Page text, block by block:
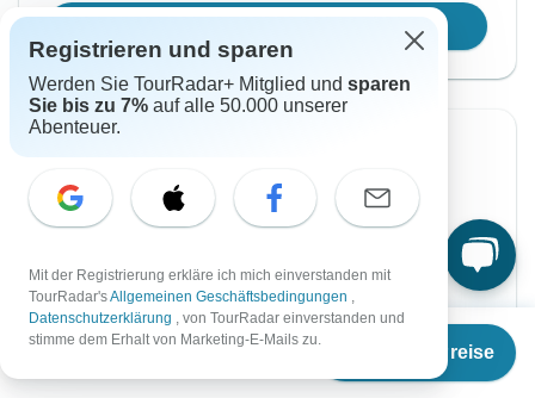
Ab€1.249
Termine & Preise
Von Sonntag
31 Jan, 2027
Bis Mittwoch
10 Feb, 2027
Englisch
Garantierte Durchführung
Ab: €1.529 per person
Registrieren und sparen
Werden Sie TourRadar+ Mitglied und sparen
Sie bis zu 7% auf alle 50.000 unserer
Abenteuer.
Mit der Registrierung erkläre ich mich einverstanden mit
TourRadar'sAllgemeinen Geschäftsbedingungen ,
Datenschutzerklärung , von TourRadar einverstanden und
stimme dem Erhalt von Marketing-E-Mails zu.